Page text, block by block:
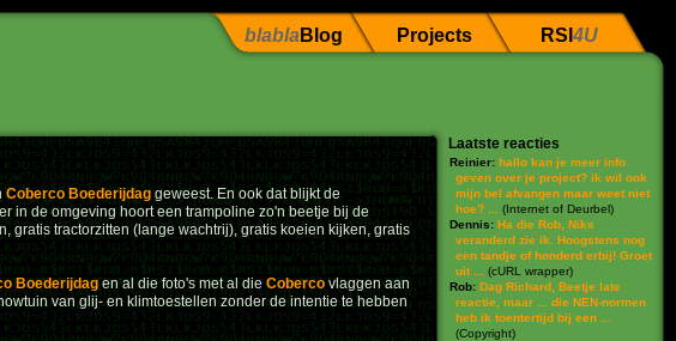
blabla Blog Projects RSI 4U
Coberco Boederijdaggeweest. En ook dat blijkt de
in de omgeving hoort een trampoline zo'n beetje bij de
tractorzitten (lange wachtrij), gratis koeien kijken, gratis
Boederijdagen al die foto's met al die Coberco vlaggen aan
van glij- en klimtoestellen zonder de intentie te hebben
Laatste reacties
Reinier: hallo kan je meer info
geven over je project? ik wil ook
mijn bel afvangen maar weet niet
hoe? ...
(Internet of Deurbel)
Dennis: Ha die Rob, Niks
veranderd zie ik. Hoogstens nog
een tandje of honderd erbij! Groet
uit ...
(cURL wrapper)
Rob: Dag Richard, Beetje late
reactie, maar ... die NEN-normen
heb ik toentertijd bij een ...
(Copyright)